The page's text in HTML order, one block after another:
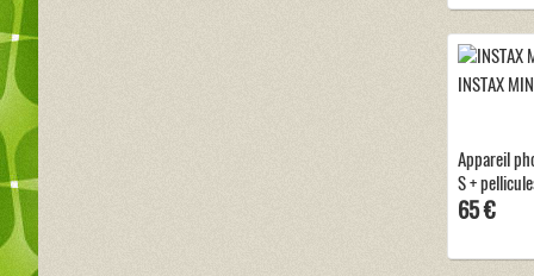
INSTAX
Appareil
S +
65 €